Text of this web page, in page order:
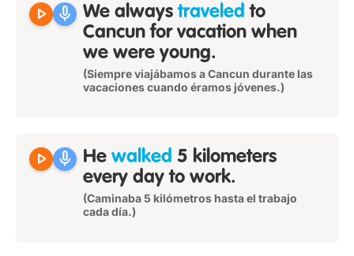
play_arrow mic We alwaystraveled to
Cancun for vacation when
we were young.
(Siempre viajábamos a Cancun durante las
vacaciones cuando éramos jóvenes.)
play_arrow mic He walked 5 kilometers
every day to work.
(Caminaba 5 kilómetros hasta el trabajo
cada día.)